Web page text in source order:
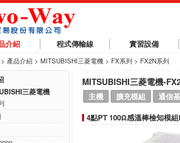
介紹 程式傳輸線 實習設備
> 產品介紹 > MITSUBISHI三菱電機 > FX系列 > FX2N系列
三菱電機
MITSUBISHI三菱電機-
主機 擴充模組 通信
4點PT 100Ω感溫棒檢知模